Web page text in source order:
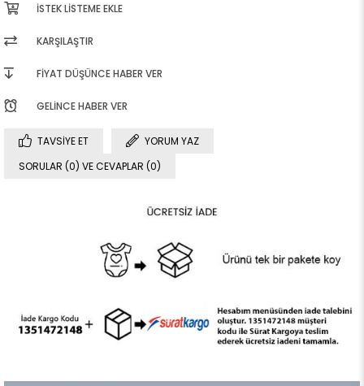
İSTEK LISTEME EKLE
KARŞILAŞTIR
FIYAT DÜŞÜNCE HABER VER
GELINCE HABER VER
TAVSIYE ET
YORUM YAZ
SORULAR (0) VE CEVAPLAR (0)